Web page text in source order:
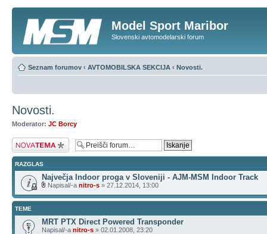
Model Sport Maribor
Slovenski avtomodelarski forum
Seznam forumov ‹ AVTOMOBILSKA SEKCIJA ‹ Novosti.
Novosti.
Moderator: JC Borcy
Napiši novo temo
RAZGLAS
Največja Indoor proga v Sloveniji - AJM-MSM Indoor Track
Napisal/-a nitro-s » 27.12.2014, 13:00
TEME
MRT PTX Direct Powered Transponder
Napisal/-a nitro-s » 02.01.2008, 23:20